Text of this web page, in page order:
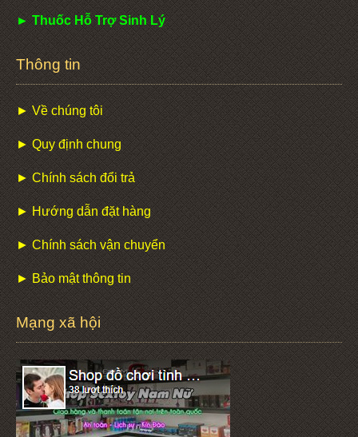
► Thuốc Hỗ Trợ Sinh Lý
Thông tin
► Về chúng tôi
► Quy định chung
► Chính sách đổi trả
► Hướng dẫn đặt hàng
► Chính sách vận chuyển
► Bảo mật thông tin
Mạng xã hội